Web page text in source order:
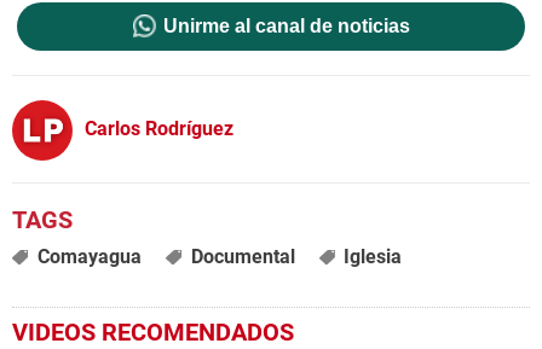
Unirme al canal de noticias
Carlos Rodríguez
Comayagua Documental Iglesia
VIDEOS RECOMENDADOS